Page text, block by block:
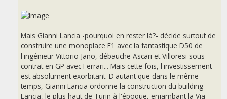
Mais Gianni Lancia -pourquoi en rester là?- décide surtout de
construire une monoplace F1 avec la fantastique D50 de
l'ingénieur Vittorio Jano, débauche Ascari et Villoresi sous
contrat en GP avec Ferrari... Mais cette fois, l'investissement
est absolument exorbitant. D'autant que dans le même
temps, Gianni Lancia ordonne la construction du building
Lancia, le plus haut de Turin à l'époque, enjambant la Via